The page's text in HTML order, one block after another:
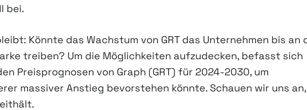
bei.
Könnte das Wachstum von GRT das Unternehmen bis an
treiben? Um die Möglichkeiten aufzudecken, befasst sich
Preisprognosen von Graph (GRT) für 2024-2030, um
massiver Anstieg bevorstehen könnte. Schauen wir uns an,